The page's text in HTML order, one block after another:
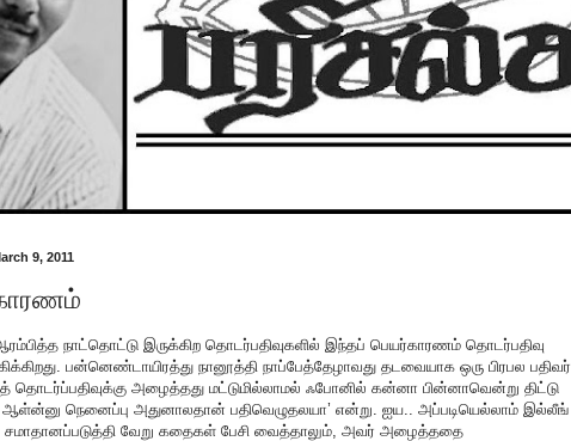
9, 2011
நாட்தொட்டு இருக்கிற தொடர்பதிவுகளில் இந்தப் பெயர்காரணம் தொடர்பதிவு
பன்னெண்டாயிரத்து நானூத்தி நாப்பேத்தேழாவது தடவையாக ஒரு பிரபல பதிவர்
அழைத்தது மட்டுமில்லாமல் ஃபோனில் கன்னா பின்னாவென்று திட்டு
ஆள்ன்னு நெனைப்பு அதுனாலதான் பதிவெழுதலயா’ என்று. ஐய.. அப்படியெல்லாம் இல்லீங்
வேறு கதைகள் பேசி வைத்தாலும், அவர் அழைத்ததை